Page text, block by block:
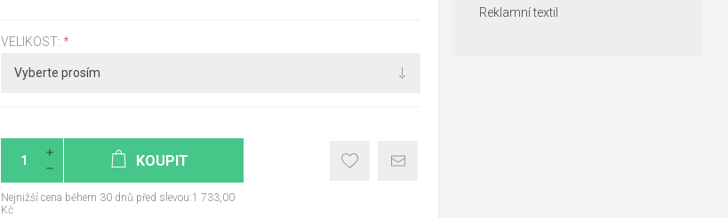
VELIKOST: *
KOUPIT
Nejnižší cena během 30 dnů před slevou:1 733,00
Kč
Reklamní textil